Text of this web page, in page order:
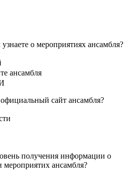
о мероприятиях ансамбля?
ансамбля
сайт ансамбля?
получения информации о
ансамбля?